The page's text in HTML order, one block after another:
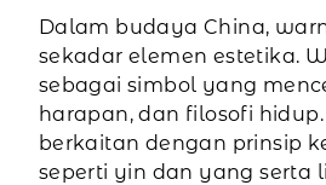
Dalam budaya China,
sekadar elemen estetika.
sebagai simbol yang
harapan, dan filosofi
berkaitan dengan prinsip
seperti yin dan yang serta